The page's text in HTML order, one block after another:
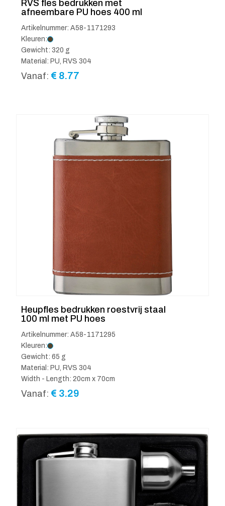
RVS fles bedrukken met
afneembare PU hoes 400 ml
Artikelnummer: A58-1171293
Kleuren:
Gewicht: 320 g
Material: PU, RVS 304
Vanaf: € 8.77
Heupfles bedrukken roestvrij staal
100 ml met PU hoes
Artikelnummer: A58-1171295
Kleuren:
Gewicht: 65 g
Material: PU, RVS 304
Width - Length: 20cm x 70cm
Vanaf: € 3.29